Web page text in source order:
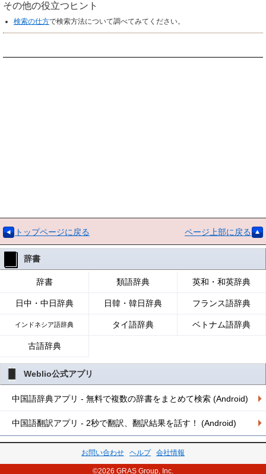
その他の役立つヒント
検索の仕方で検索方法について調べてみてください。
トップページに戻る ページ上部に戻る
辞書
辞書 類語辞典 英和・和英辞典
日中・中日辞典 日韓・韓日辞典 フランス語辞典
インドネシア語辞典 タイ語辞典 ベトナム語辞典
古語辞典
Weblio公式アプリ
中国語辞典アプリ - 無料で複数の辞書をまとめて検索 (Android)
中国語翻訳アプリ - 2秒で翻訳、翻訳結果を話す！ (Android)
お問い合わせ ヘルプ 会社情報
©2026 GRAS Group, Inc.